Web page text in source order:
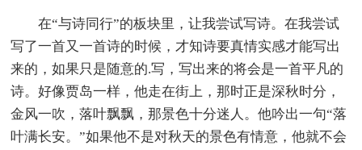
在“与诗同行”的板块里，让我尝试写诗。在我尝试
写了一首又一首诗的时候，才知诗要真情实感才能写出
来的，如果只是随意的.写，写出来的将会是一首平凡的
诗。好像贾岛一样，他走在街上，那时正是深秋时分，
金风一吹，落叶飘飘，那景色十分迷人。他吟出一句“落
叶满长安。”如果他不是对秋天的景色有情意，他就不会